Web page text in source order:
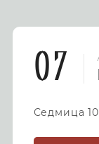
07
Седмица